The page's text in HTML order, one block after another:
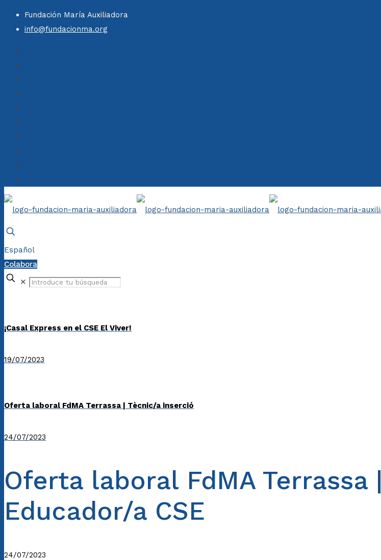
Fundación María Auxiliadora
info@fundacionma.org
Español
Colabora
✕
¡Casal Express en el CSE El Viver!
19/07/2023
Oferta laboral FdMA Terrassa | Tècnic/a inserció
24/07/2023
Oferta laboral FdMA Terrassa |
Educador/a CSE
24/07/2023